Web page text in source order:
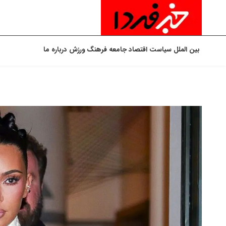
بین الملل سیاست اقتصادجامعه فرهنگورزش درباره ما